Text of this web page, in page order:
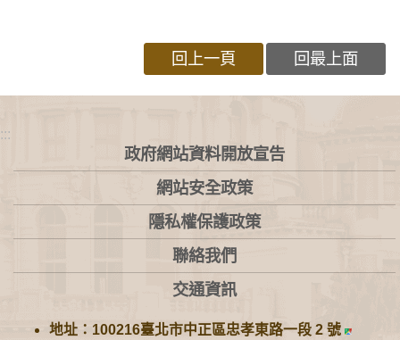
回上一頁 回最上面
:::
政府網站資料開放宣告
網站安全政策
隱私權保護政策
聯絡我們
交通資訊
地址：100216臺北市中正區忠孝東路一段 2 號